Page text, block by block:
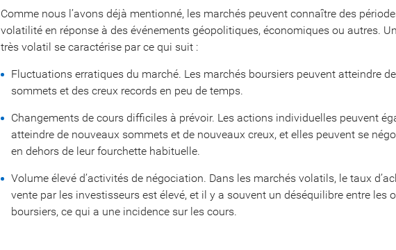
Comme nous l’avons déjà mentionné, les marchés peuvent connaître des
volatilité en réponse à des événements géopolitiques, économiques ou autres.
très volatil se caractérise par ce qui suit :
Fluctuations erratiques du marché. Les marchés boursiers peuvent atteindre
sommets et des creux records en peu de temps.
Changements de cours difficiles à prévoir. Les actions individuelles peuvent
atteindre de nouveaux sommets et de nouveaux creux, et elles peuvent se
en dehors de leur fourchette habituelle.
Volume élevé d’activités de négociation. Dans les marchés volatils, le taux
vente par les investisseurs est élevé, et il y a souvent un déséquilibre entre les
boursiers, ce qui a une incidence sur les cours.